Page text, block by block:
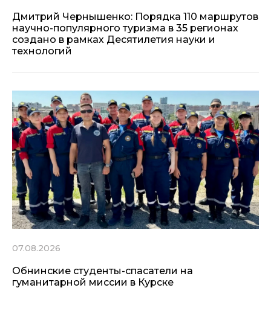
Дмитрий Чернышенко: Порядка 110 маршрутов
научно-популярного туризма в 35 регионах
создано в рамках Десятилетия науки и
технологий
07.08.2026
Обнинские студенты-спасатели на
гуманитарной миссии в Курске